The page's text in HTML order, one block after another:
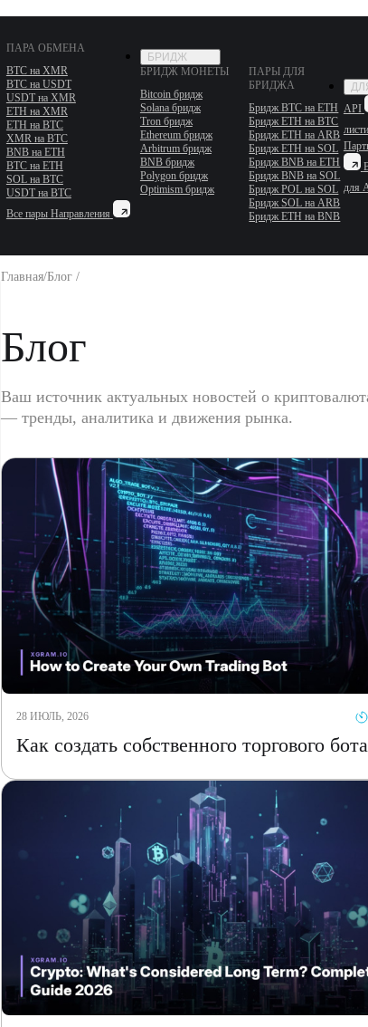
ПАРА ОБМЕНА
BTC на XMR
BTC на USDT
USDT на XMR
ETH на XMR
ETH на BTC
XMR на BTC
BNB на ETH
BTC на ETH
SOL на BTC
USDT на BTC
Все пары Направления
БРИДЖ
БРИДЖ МОНЕТЫ
Bitcoin бридж
Solana бридж
Tron бридж
Ethereum бридж
Arbitrum бридж
BNB бридж
Polygon бридж
Optimism бридж
ПАРЫ ДЛЯ
БРИДЖА
Бридж BTC на ETH
Бридж ETH на BTC
Бридж ETH на ARB
Бридж ETH на SOL
Бридж BNB на ETH
Бридж BNB на SOL
Бридж POL на SOL
Бридж SOL на ARB
Бридж ETH на BNB
API
для
Главная/Блог /
Блог
Ваш источник актуальных новостей о
— тренды, аналитика и движения рынка.
28 ИЮЛЬ, 2026
Как создать собственного торгового бота